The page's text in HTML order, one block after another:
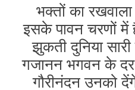
भक्तों का
इसके पावन चरणों में
झुकती दुनिया
गजानन भगवन के
गौरीनंदन उनको